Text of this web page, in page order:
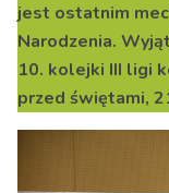
jest ostatnim
Narodzenia.
10. kolejki III ligi
przed świętami,